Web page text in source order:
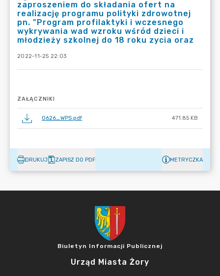
zaproszeniem do składania ofert na
realizację programu polityki zdrowotnej
pn. "Program profilaktyki i wczesnego
wykrywania wad wzroku wśród dzieci i
młodzieży szkolnej do 18 roku zycia oraz
2022-11-25 22:03
ZAŁĄCZNIKI
0626_WPS.pdf 471.85 KB
DRUKUJ ZAPISZ DO PDF METRYCZKA
Biuletyn Informacji Publicznej
Urząd Miasta Żory